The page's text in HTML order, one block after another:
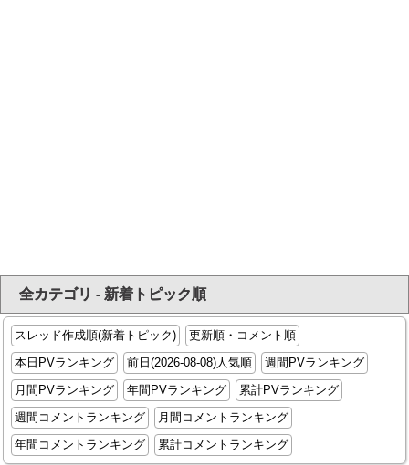
全カテゴリ - 新着トピック順
スレッド作成順(新着トピック)
更新順・コメント順
本日PVランキング
前日(2026-08-08)人気順
週間PVランキング
月間PVランキング
年間PVランキング
累計PVランキング
週間コメントランキング
月間コメントランキング
年間コメントランキング
累計コメントランキング